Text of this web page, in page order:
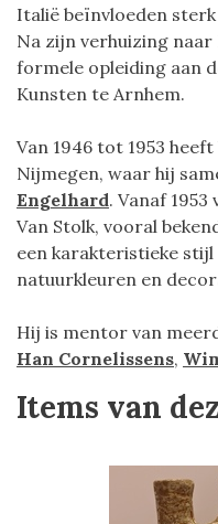
Italië beïnvloeden
Na zijn verhuizing
formele opleiding aan
Kunsten te Arnhem.
Van 1946 tot 1953
Nijmegen, waar hij
Engelhard. Vanaf
Van Stolk, vooral
een karakteristieke
natuurkleuren en
Hij is mentor van
Han Cornelissens,
Items van